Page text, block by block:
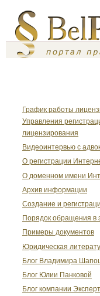
График работы
Управления
лицензирования
Видеоинтервью с
О регистрации
О доменном имени
Архив информации
Создание и
Порядок обращения в
Примеры документов
Юридическая
Блог Владимира
Блог Юлии Панковой
Блог компании